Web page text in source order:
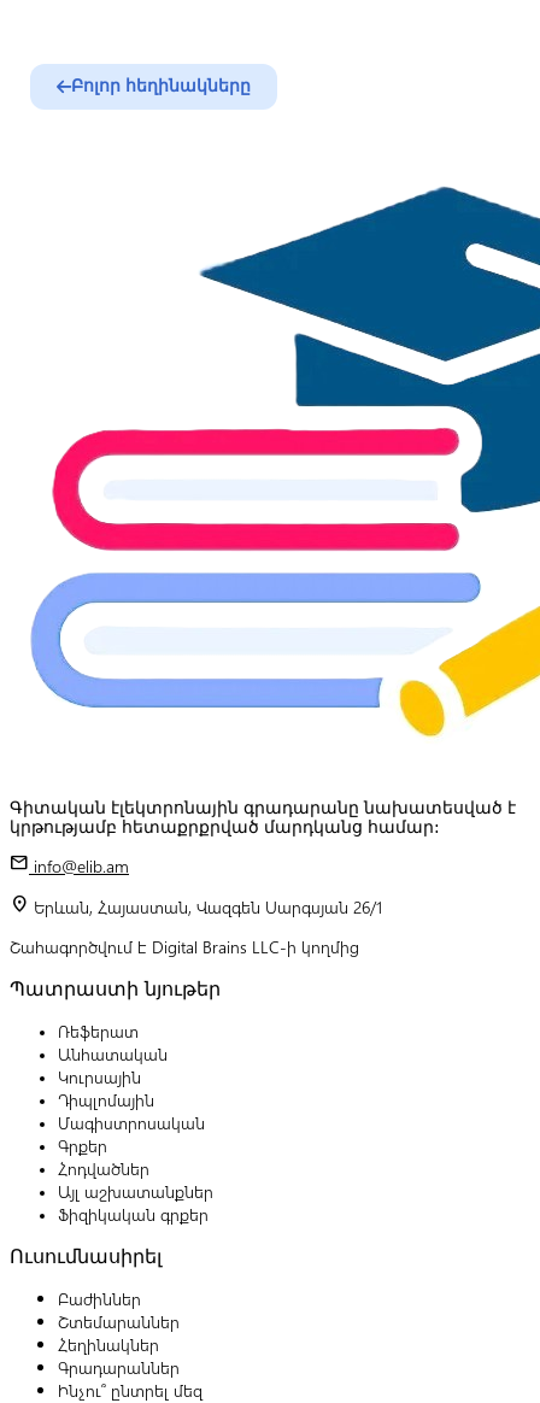
Բոլոր հեղինակները
Գիտական էլեկտրոնային գրադարանը նախատեսված է
կրթությամբ հետաքրքրված մարդկանց համար:
mail info@elib.am
location_on Երևան, Հայաստան, Վազգեն Սարգսյան 26/1
Շահագործվում է Digital Brains LLC-ի կողմից
Պատրաստի նյութեր
Ռեֆերատ
Անհատական
Կուրսային
Դիպլոմային
Մագիստրոսական
Գրքեր
Հոդվածներ
Այլ աշխատանքներ
Ֆիզիկական գրքեր
Ուսումնասիրել
Բաժիններ
Շտեմարաններ
Հեղինակներ
Գրադարաններ
Ինչու՞ ընտրել մեզ